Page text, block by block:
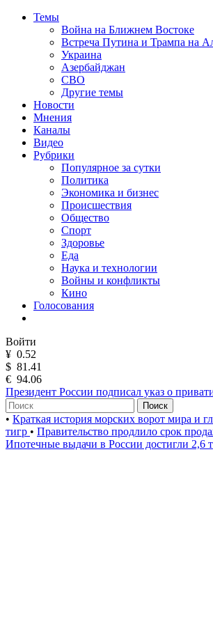
Темы
Война на Ближнем Востоке
Встреча Путина и Трампа на
Украина
Азербайджан
СВО
Другие темы
Новости
Мнения
Каналы
Видео
Рубрики
Популярное за сутки
Политика
Экономика и бизнес
Происшествия
Общество
Спорт
Здоровье
Еда
Наука и технологии
Войны и конфликты
Кино
Голосования
Войти
¥ 0.52
$ 81.41
€ 94.06
Президент России подписал указ о
Поиск
• Краткая история морских ворот мира и
тигр • Правительство продлило срок
Ипотечные выдачи в России достигли 2,6